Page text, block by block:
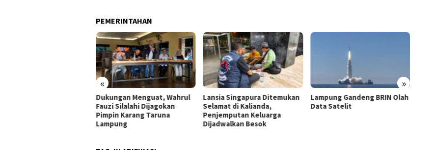
PEMERINTAHAN
« »
Dukungan Menguat, Wahrul
Fauzi Silalahi Dijagokan
Pimpin Karang Taruna
Lampung
Lansia Singapura Ditemukan
Selamat di Kalianda,
Penjemputan Keluarga
Dijadwalkan Besok
Lampung Gandeng BRIN Olah
Data Satelit